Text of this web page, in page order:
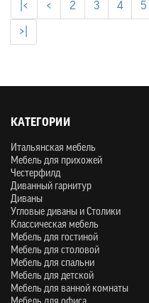
|< < 2 3 4 5
>|
КАТЕГОРИИ
Итальянская мебель
Мебель для прихожей
Честерфилд
Диванный гарнитур
Диваны
Угловые диваны и Столики
Классическая мебель
Мебель для гостиной
Мебель для столовой
Мебель для спальни
Мебель для детской
Мебель для ванной комнаты